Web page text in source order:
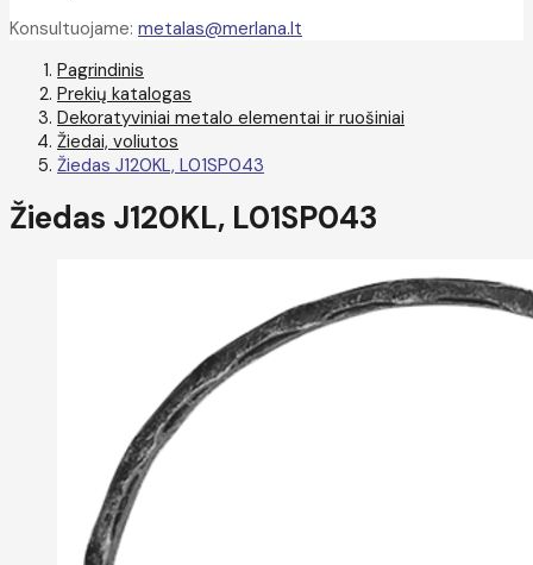
Konsultuojame: metalas@merlana.lt
Pagrindinis
Prekių katalogas
Dekoratyviniai metalo elementai ir ruošiniai
Žiedai, voliutos
Žiedas J120KL, L01SP043
Žiedas J120KL, L01SP043